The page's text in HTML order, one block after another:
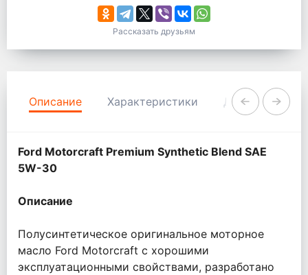
Рассказать друзьям
Описание Характеристики Документация
Ford Motorcraft Premium Synthetic Blend SAE
5W-30
Описание
Полусинтетическое оригинальное моторное
масло Ford Motorcraft с хорошими
эксплуатационными свойствами, разработано